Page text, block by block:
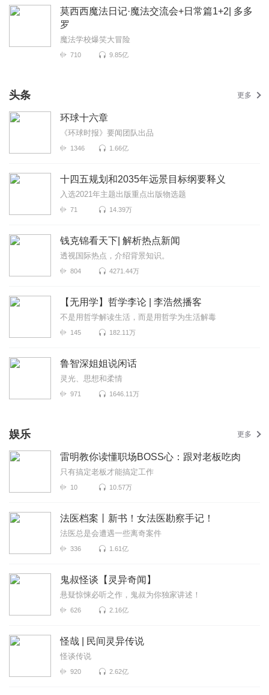
莫西西魔法日记·魔法交流会+日常篇1+2| 多多
罗
魔法学校爆笑大冒险
710 9.85亿
头条 更多
环球十六章
《环球时报》要闻团队出品
1346 1.66亿
十四五规划和2035年远景目标纲要释义
入选2021年主题出版重点出版物选题
71 14.39万
钱克锦看天下| 解析热点新闻
透视国际热点，介绍背景知识。
804 4271.44万
【无用学】哲学李论 | 李浩然播客
不是用哲学解读生活，而是用哲学为生活解毒
145 182.11万
鲁智深姐姐说闲话
灵光、思想和柔情
971 1646.11万
娱乐 更多
雷明教你读懂职场BOSS心：跟对老板吃肉
只有搞定老板才能搞定工作
10 10.57万
法医档案丨新书！女法医勘察手记！
法医总是会遭遇一些离奇案件
336 1.61亿
鬼叔怪谈【灵异奇闻】
悬疑惊悚必听之作，鬼叔为你独家讲述！
626 2.16亿
怪哉 | 民间灵异传说
怪谈传说
920 2.62亿